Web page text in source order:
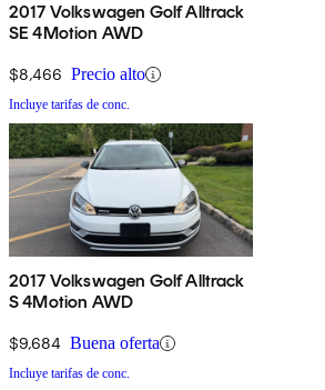
2017 Volkswagen Golf Alltrack
SE 4Motion AWD
$8,466 Precio alto
Incluye tarifas de conc.
2017 Volkswagen Golf Alltrack
S 4Motion AWD
$9,684 Buena oferta
Incluye tarifas de conc.